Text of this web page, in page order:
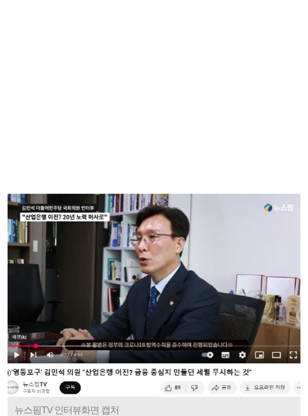
뉴스핌TV 인터뷰화면 캡처